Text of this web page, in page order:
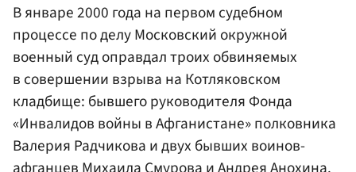
В январе 2000 года на первом судебном
процессе по делу Московский окружной
военный суд оправдал троих обвиняемых
в совершении взрыва на Котляковском
кладбище: бывшего руководителя Фонда
«Инвалидов войны в Афганистане» полковника
Валерия Радчикова и двух бывших воинов-